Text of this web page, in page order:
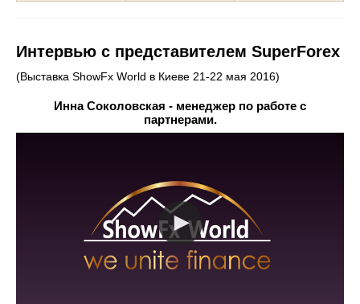
Интервью с представителем SuperForex
(Выставка ShowFx World в Киеве 21-22 мая 2016)
Инна Соколовская - менеджер по работе с
партнерами.